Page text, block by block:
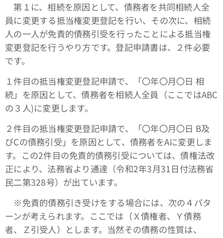
第１に、相続を原因として、債務者を共同相続人全
員に変更する抵当権変更登記を行い、その次に、相続
人の一人が免責的債務引受を行ったことによる抵当権
変更登記を行うやり方です。登記申請書は、２件必要
です。
１件目の抵当権変更登記申請で、「〇年〇月〇日 相
続」を原因として、債務者を相続人全員（ここではABC
の３人)に変更します。
２件目の抵当権変更登記申請で、「〇年〇月〇日 B及
びCの債務引受」を原因として、債務者をAに変更しま
す。この2件目の免責的債務引受については、債権法改
正により、法務省より通達（令和2年3月31日付法務省
民二第328号）が出ています。
※免責的債務引き受けをする場合には、次の４パタ
ーンが考えられます。ここでは（Ｘ債権者、Ｙ債務
者、Ｚ引受人）とします。当然その債務の性質は、